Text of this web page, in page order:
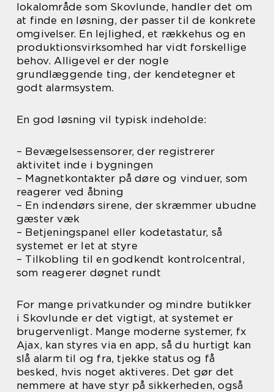
lokalområde som Skovlunde, handler det om
at finde en løsning, der passer til de konkrete
omgivelser. En lejlighed, et rækkehus og en
produktionsvirksomhed har vidt forskellige
behov. Alligevel er der nogle
grundlæggende ting, der kendetegner et
godt alarmsystem.
En god løsning vil typisk indeholde:
– Bevægelsessensorer, der registrerer
aktivitet inde i bygningen
– Magnetkontakter på døre og vinduer, som
reagerer ved åbning
– En indendørs sirene, der skræmmer ubudne
gæster væk
– Betjeningspanel eller kodetastatur, så
systemet er let at styre
– Tilkobling til en godkendt kontrolcentral,
som reagerer døgnet rundt
For mange privatkunder og mindre butikker
i Skovlunde er det vigtigt, at systemet er
brugervenligt. Mange moderne systemer, fx
Ajax, kan styres via en app, så du hurtigt kan
slå alarm til og fra, tjekke status og få
besked, hvis noget aktiveres. Det gør det
nemmere at have styr på sikkerheden, også